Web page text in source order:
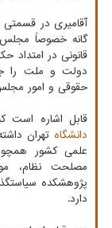
آقامیری در
گانه خصوصاً مجلس
قانونی در امتداد
دولت و ملت را
حقوقی و امور
قابل اشاره است
دانشگاه تهران
علمی کشور
مصلحت نظام،
پژوهشکده
دارد.